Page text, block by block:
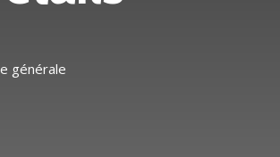
générale